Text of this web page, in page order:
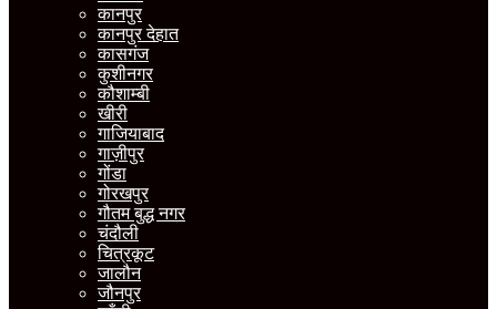
कानपुर
कानपुर देहात
कासगंज
कुशीनगर
कौशाम्बी
खीरी
गाजियाबाद
गाज़ीपुर
गोंडा
गोरखपुर
गौतम बुद्ध नगर
चंदौली
चित्रकूट
जालौन
जौनपुर